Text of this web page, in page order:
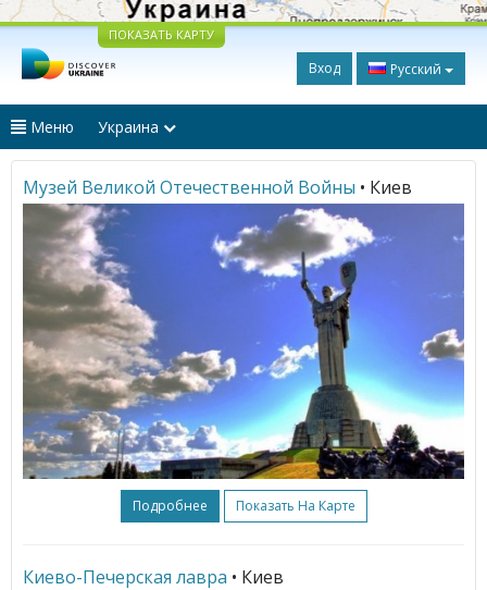
ПОКАЗАТЬ КАРТУ
Вход Русский
Меню Украина
Музей Великой Отечественной Войны • Киев
Подробнее Показать На Карте
Киево-Печерская лавра • Киев